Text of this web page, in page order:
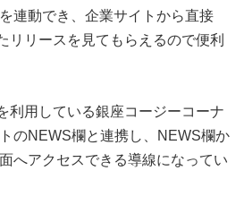
連動でき、企業サイトから直接
リリースを見てもらえるので便利
利用している銀座コージーコーナ
のNEWS欄と連携し、NEWS欄か
へアクセスできる導線になってい